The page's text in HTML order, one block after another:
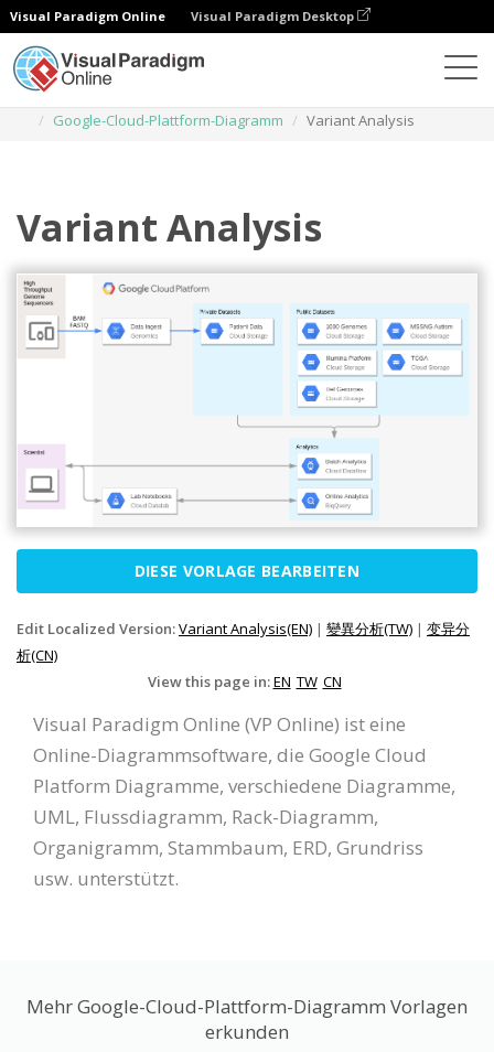
Visual Paradigm Online Visual Paradigm Desktop
Google-Cloud-Plattform-Diagramm
Variant Analysis
Variant Analysis
DIESE VORLAGE BEARBEITEN
Edit Localized Version:Variant Analysis(EN) | 變異分析(TW) | 变异分
析(CN)
View this page in:EN TW CN
Visual Paradigm Online (VP Online) ist eine
Online-Diagrammsoftware, die Google Cloud
Platform Diagramme, verschiedene Diagramme,
UML, Flussdiagramm, Rack-Diagramm,
Organigramm, Stammbaum, ERD, Grundriss
usw. unterstützt.
Mehr Google-Cloud-Plattform-Diagramm Vorlagen
erkunden